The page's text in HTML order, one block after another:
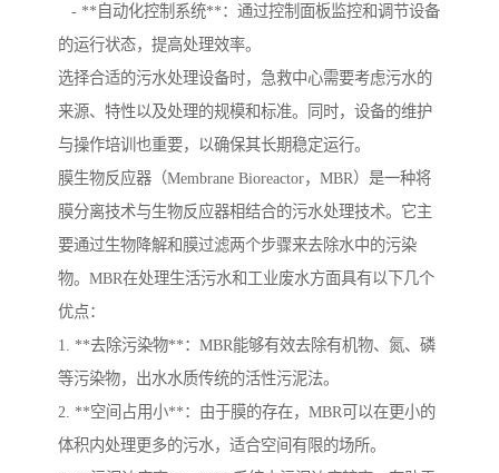
- **自动化控制系统**：通过控制面板监控和调节设备
的运行状态，提高处理效率。
选择合适的污水处理设备时，急救中心需要考虑污水的
来源、特性以及处理的规模和标准。同时，设备的维护
与操作培训也重要，以确保其长期稳定运行。
膜生物反应器（Membrane Bioreactor，MBR）是一种将
膜分离技术与生物反应器相结合的污水处理技术。它主
要通过生物降解和膜过滤两个步骤来去除水中的污染
物。MBR在处理生活污水和工业废水方面具有以下几个
优点：
1. **去除污染物**：MBR能够有效去除有机物、氮、磷
等污染物，出水水质传统的活性污泥法。
2. **空间占用小**：由于膜的存在，MBR可以在更小的
体积内处理更多的污水，适合空间有限的场所。